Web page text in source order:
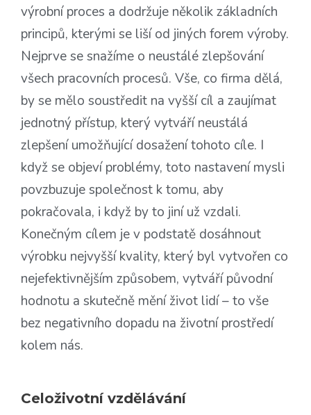
výrobní proces a dodržuje několik základních
principů, kterými se liší od jiných forem výroby.
Nejprve se snažíme o neustálé zlepšování
všech pracovních procesů. Vše, co firma dělá,
by se mělo soustředit na vyšší cíl a zaujímat
jednotný přístup, který vytváří neustálá
zlepšení umožňující dosažení tohoto cíle. I
když se objeví problémy, toto nastavení mysli
povzbuzuje společnost k tomu, aby
pokračovala, i když by to jiní už vzdali.
Konečným cílem je v podstatě dosáhnout
výrobku nejvyšší kvality, který byl vytvořen co
nejefektivnějším způsobem, vytváří původní
hodnotu a skutečně mění život lidí – to vše
bez negativního dopadu na životní prostředí
kolem nás.
Celoživotní vzdělávání